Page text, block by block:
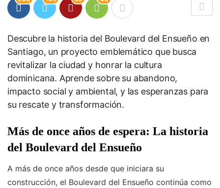
Descubre la historia del Boulevard del Ensueño en
Santiago, un proyecto emblemático que busca
revitalizar la ciudad y honrar la cultura
dominicana. Aprende sobre su abandono,
impacto social y ambiental, y las esperanzas para
su rescate y transformación.
Más de once años de espera: La historia
del Boulevard del Ensueño
A más de once años desde que iniciara su
construcción, el Boulevard del Ensueño continúa como